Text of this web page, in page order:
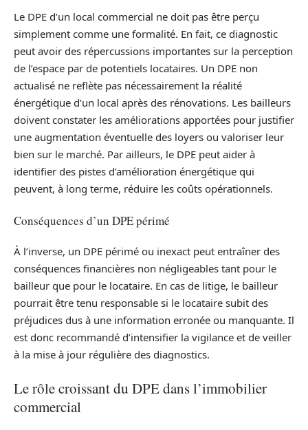
Le DPE d’un local commercial ne doit pas être perçu
simplement comme une formalité. En fait, ce diagnostic
peut avoir des répercussions importantes sur la perception
de l’espace par de potentiels locataires. Un DPE non
actualisé ne reflète pas nécessairement la réalité
énergétique d’un local après des rénovations. Les bailleurs
doivent constater les améliorations apportées pour justifier
une augmentation éventuelle des loyers ou valoriser leur
bien sur le marché. Par ailleurs, le DPE peut aider à
identifier des pistes d’amélioration énergétique qui
peuvent, à long terme, réduire les coûts opérationnels.
Conséquences d’un DPE périmé
À l’inverse, un DPE périmé ou inexact peut entraîner des
conséquences financières non négligeables tant pour le
bailleur que pour le locataire. En cas de litige, le bailleur
pourrait être tenu responsable si le locataire subit des
préjudices dus à une information erronée ou manquante. Il
est donc recommandé d’intensifier la vigilance et de veiller
à la mise à jour régulière des diagnostics.
Le rôle croissant du DPE dans l’immobilier
commercial